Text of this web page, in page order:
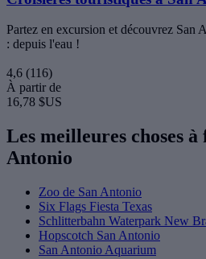
Partez en excursion et découvrez San
: depuis l'eau !
4,6 (116)
À partir de
16,78 $US
Les meilleures choses à
Antonio
Zoo de San Antonio
Six Flags Fiesta Texas
Schlitterbahn Waterpark New
Hopscotch San Antonio
San Antonio Aquarium